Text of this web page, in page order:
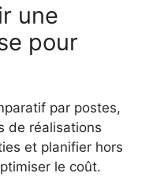
une
pour
par postes,
de réalisations
et planifier hors
le coût.